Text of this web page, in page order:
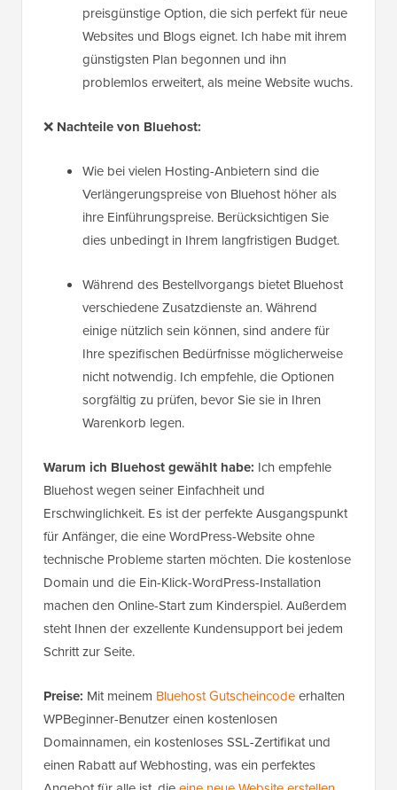
preisgünstige Option, die sich perfekt für neue
Websites und Blogs eignet. Ich habe mit ihrem
günstigsten Plan begonnen und ihn
problemlos erweitert, als meine Website wuchs.
❌ Nachteile von Bluehost:
Wie bei vielen Hosting-Anbietern sind die
Verlängerungspreise von Bluehost höher als
ihre Einführungspreise. Berücksichtigen Sie
dies unbedingt in Ihrem langfristigen Budget.
Während des Bestellvorgangs bietet Bluehost
verschiedene Zusatzdienste an. Während
einige nützlich sein können, sind andere für
Ihre spezifischen Bedürfnisse möglicherweise
nicht notwendig. Ich empfehle, die Optionen
sorgfältig zu prüfen, bevor Sie sie in Ihren
Warenkorb legen.
Warum ich Bluehost gewählt habe: Ich empfehle
Bluehost wegen seiner Einfachheit und
Erschwinglichkeit. Es ist der perfekte Ausgangspunkt
für Anfänger, die eine WordPress-Website ohne
technische Probleme starten möchten. Die kostenlose
Domain und die Ein-Klick-WordPress-Installation
machen den Online-Start zum Kinderspiel. Außerdem
steht Ihnen der exzellente Kundensupport bei jedem
Schritt zur Seite.
Preise: Mit meinem Bluehost Gutscheincodeerhalten
WPBeginner-Benutzer einen kostenlosen
Domainnamen, ein kostenloses SSL-Zertifikat und
einen Rabatt auf Webhosting, was ein perfektes